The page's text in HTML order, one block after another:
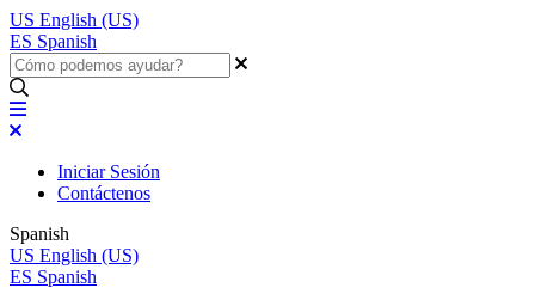
US English (US)
ES Spanish
Iniciar Sesión
Contáctenos
Spanish
US English (US)
ES Spanish